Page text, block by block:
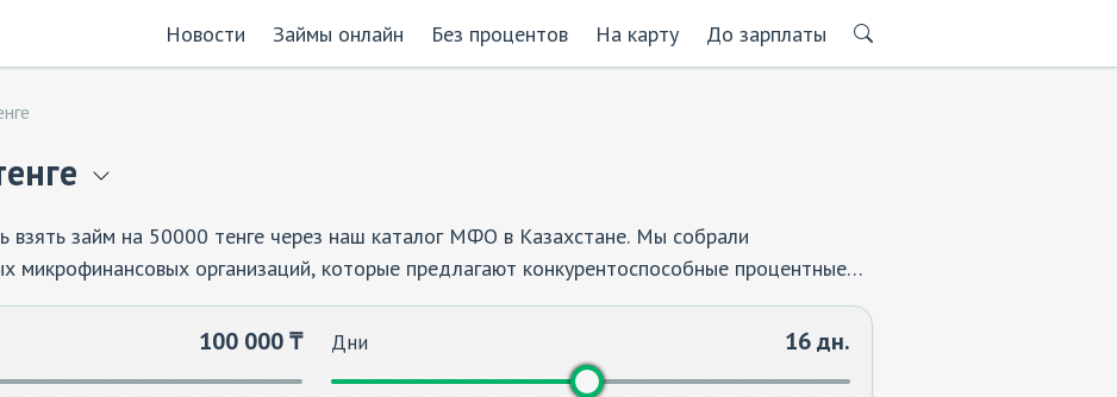
Новости Займы онлайн Без процентов На карту До зарплаты
взять займ на 50000 тенге через наш каталог МФО в Казахстане. Мы собрали
микрофинансовых организаций, которые предлагают конкурентоспособные процентные
погашения. Процесс займа максимально упрощен и не требует длительного ожидания.
безопасно, используя нашу платформу для выбора оптимального варианта.
100 000₸ Дни 16дн.